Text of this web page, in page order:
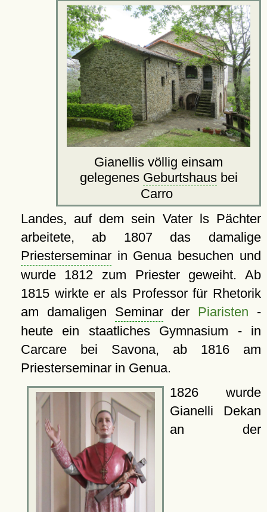
Gianellis völlig einsam
gelegenes Geburtshausbei
Carro
Landes, auf dem sein Vater ls Pächter
arbeitete, ab 1807 das damalige
Priesterseminarin Genua besuchen und
wurde 1812 zum Priester geweiht. Ab
1815 wirkte er als Professor für Rhetorik
am damaligen Seminarder Piaristen -
heute ein staatliches Gymnasium - in
Carcare bei Savona, ab 1816 am
Priesterseminar in Genua.
1826 wurde
Gianelli Dekan
an der